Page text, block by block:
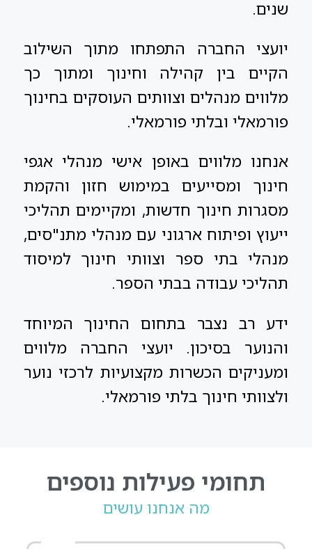
שנים.
יועצי החברה התפתחו מתוך השילוב
הקיים בין קהילה וחינוך ומתוך כך
מלווים מנהלים וצוותים העוסקים בחינוך
פורמאלי ובלתי פורמאלי.
אנחנו מלווים באופן אישי מנהלי אגפי
חינוך ומסייעים במימוש חזון והקמת
מסגרות חינוך חדשות, ומקיימים תהליכי
ייעוץ ופיתוח ארגוני עם מנהלי מתנ"סים,
מנהלי בתי ספר וצוותי חינוך למיסוד
תהליכי עבודה בבתי הספר.
ידע רב נצבר בתחום החינוך המיוחד
והנוער בסיכון. יועצי החברה מלווים
ומעניקים הכשרות מקצועיות לרכזי נוער
ולצוותי חינוך בלתי פורמאלי.
תחומי פעילות נוספים
מה אנחנו עושים